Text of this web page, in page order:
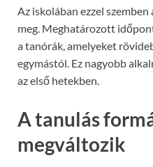
Az iskolában ezzel
meg. Meghatározott
a tanórák, amelyeket
egymástól. Ez nagyobb
az első hetekben.
A tanulás
megváltozik